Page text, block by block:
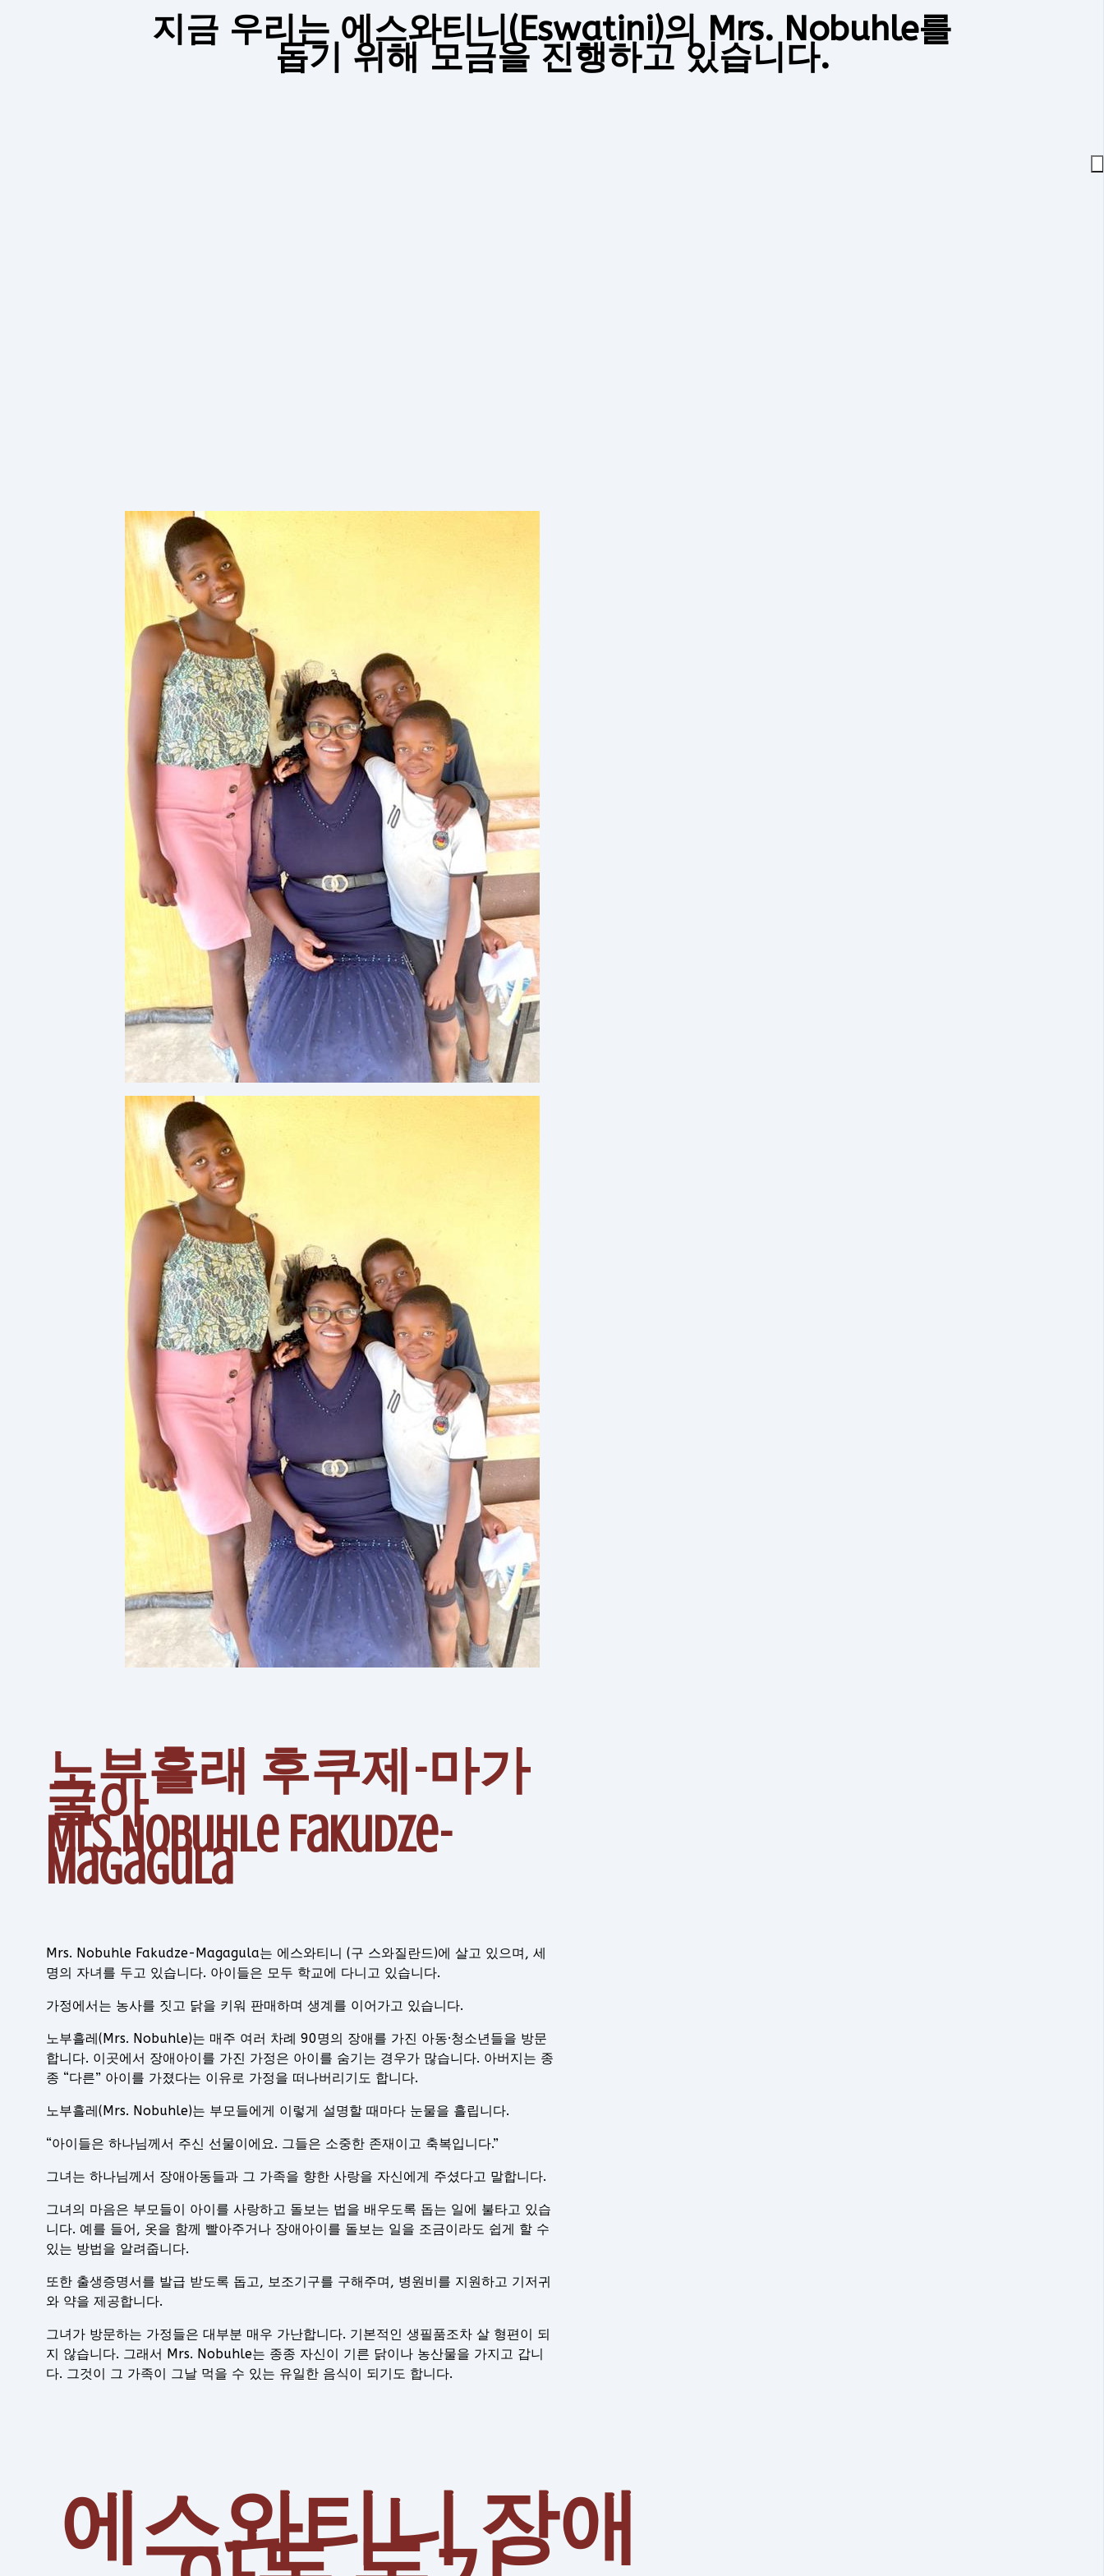
지금 우리는 에스와티니(Eswatini)의 Mrs. Nobuhle를
돕기 위해 모금을 진행하고 있습니다.
노부흘래 후쿠제-마가
굴아
Mrs Nobuhle Fakudze-
Magagula
Mrs. Nobuhle Fakudze-Magagula는 에스와티니 (구 스와질란드)에 살고 있으며, 세
명의 자녀를 두고 있습니다. 아이들은 모두 학교에 다니고 있습니다.
가정에서는 농사를 짓고 닭을 키워 판매하며 생계를 이어가고 있습니다.
노부흘레(Mrs. Nobuhle)는 매주 여러 차례 90명의 장애를 가진 아동·청소년들을 방문
합니다. 이곳에서 장애아이를 가진 가정은 아이를 숨기는 경우가 많습니다. 아버지는 종
종 “다른” 아이를 가졌다는 이유로 가정을 떠나버리기도 합니다.
노부흘레(Mrs. Nobuhle)는 부모들에게 이렇게 설명할 때마다 눈물을 흘립니다.
“아이들은 하나님께서 주신 선물이에요. 그들은 소중한 존재이고 축복입니다.”
그녀는 하나님께서 장애아동들과 그 가족을 향한 사랑을 자신에게 주셨다고 말합니다.
그녀의 마음은 부모들이 아이를 사랑하고 돌보는 법을 배우도록 돕는 일에 불타고 있습
니다. 예를 들어, 옷을 함께 빨아주거나 장애아이를 돌보는 일을 조금이라도 쉽게 할 수
있는 방법을 알려줍니다.
또한 출생증명서를 발급 받도록 돕고, 보조기구를 구해주며, 병원비를 지원하고 기저귀
와 약을 제공합니다.
그녀가 방문하는 가정들은 대부분 매우 가난합니다. 기본적인 생필품조차 살 형편이 되
지 않습니다. 그래서 Mrs. Nobuhle는 종종 자신이 기른 닭이나 농산물을 가지고 갑니
다. 그것이 그 가족이 그날 먹을 수 있는 유일한 음식이 되기도 합니다.
에스와티니 장애